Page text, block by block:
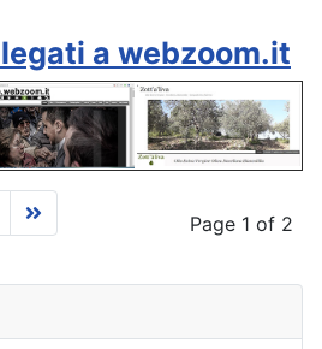
a webzoom.it
Page 1 of 2